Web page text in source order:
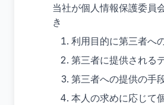
当社が個人情報保護委員
き
利用目的に第三者へ
第三者に提供される
第三者への提供の手
本人の求めに応じて